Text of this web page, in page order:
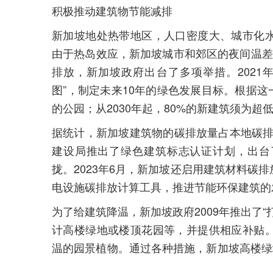
积极推动建筑物节能减排
新加坡地处热带地区，人口密度大、城市化
由于热岛效应，新加坡城市和郊区的夜间温
排放，新加坡政府出台了多项举措。2021
图”，制定未来10年的绿色发展目标。根据
的公园；从2030年起，80%的新建筑须为超
据统计，新加坡建筑物的碳排放量占本地碳
建设局推出了绿色建筑标志认证计划，出
拢。2023年6月，新加坡还启用建筑材料碳
电设施碳排放计算工具，推进节能环保建筑
为了给建筑降温，新加坡政府2009年推出了
计高楼绿地或楼顶花园等，并提供相应补贴
温的园景植物。通过各种措施，新加坡高楼